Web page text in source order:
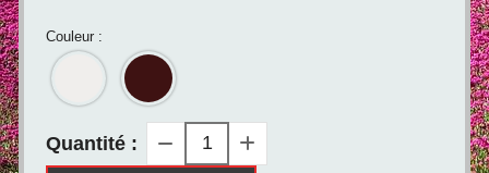
Couleur :
Quantité :